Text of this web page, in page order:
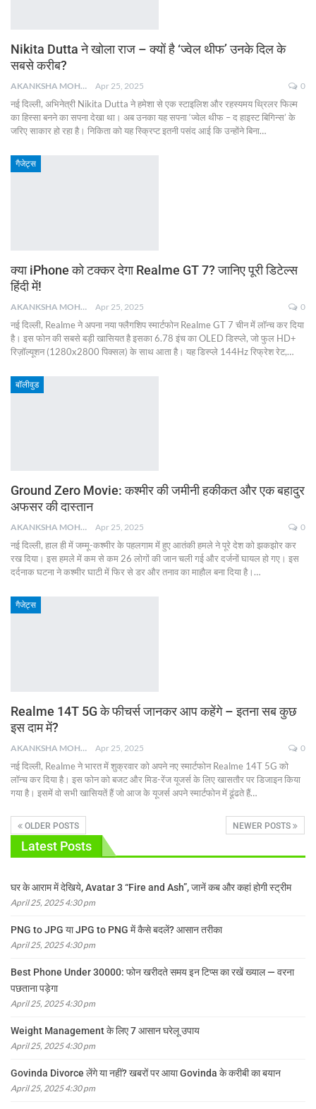
Nikita Dutta ने खोला राज – क्यों है ‘ज्वेल थीफ’ उनके दिल के
सबसे करीब?
AKANKSHA MOHAN Apr 25, 2025 0
नई दिल्ली, अभिनेत्री Nikita Dutta ने हमेशा से एक स्टाइलिश और रहस्यमय थ्रिलर फिल्म
का हिस्सा बनने का सपना देखा था। अब उनका यह सपना ‘ज्वेल थीफ – द हाइस्ट बिगिन्स’ के
जरिए साकार हो रहा है। निकिता को यह स्क्रिप्ट इतनी पसंद आई कि उन्होंने बिना…
गैजेट्स
क्या iPhone को टक्कर देगा Realme GT 7? जानिए पूरी डिटेल्स
हिंदी में!
AKANKSHA MOHAN Apr 25, 2025 0
नई दिल्ली, Realme ने अपना नया फ्लैगशिप स्मार्टफोन Realme GT 7 चीन में लॉन्च कर दिया
है। इस फोन की सबसे बड़ी खासियत है इसका 6.78 इंच का OLED डिस्प्ले, जो फुल HD+
रिज़ॉल्यूशन (1280x2800 पिक्सल) के साथ आता है। यह डिस्प्ले 144Hz रिफ्रेश रेट,…
बॉलीवुड
Ground Zero Movie: कश्मीर की जमीनी हकीकत और एक बहादुर
अफसर की दास्तान
AKANKSHA MOHAN Apr 25, 2025 0
नई दिल्ली, हाल ही में जम्मू-कश्मीर के पहलगाम में हुए आतंकी हमले ने पूरे देश को झकझोर कर
रख दिया। इस हमले में कम से कम 26 लोगों की जान चली गई और दर्जनों घायल हो गए। इस
दर्दनाक घटना ने कश्मीर घाटी में फिर से डर और तनाव का माहौल बना दिया है।…
गैजेट्स
Realme 14T 5G के फीचर्स जानकर आप कहेंगे – इतना सब कुछ
इस दाम में?
AKANKSHA MOHAN Apr 25, 2025 0
नई दिल्ली, Realme ने भारत में शुक्रवार को अपने नए स्मार्टफोन Realme 14T 5G को
लॉन्च कर दिया है। इस फोन को बजट और मिड-रेंज यूजर्स के लिए खासतौर पर डिजाइन किया
गया है। इसमें वो सभी खासियतें हैं जो आज के यूजर्स अपने स्मार्टफोन में ढूंढते हैं…
OLDER POSTS NEWER POSTS
Latest Posts
घर के आराम में देखिये, Avatar 3 “Fire and Ash”, जानें कब और कहां होगी स्ट्रीम
April 25, 2025 4:30 pm
PNG to JPG या JPG to PNG में कैसे बदलें? आसान तरीका
April 25, 2025 4:30 pm
Best Phone Under 30000: फोन खरीदते समय इन टिप्स का रखें ख्याल — वरना
पछताना पड़ेगा
April 25, 2025 4:30 pm
Weight Management के लिए 7 आसान घरेलू उपाय
April 25, 2025 4:30 pm
Govinda Divorce लेंगे या नहीं? खबरों पर आया Govinda के करीबी का बयान
April 25, 2025 4:30 pm